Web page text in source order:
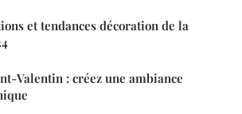
et tendances décoration de la
Valentin : créez une ambiance